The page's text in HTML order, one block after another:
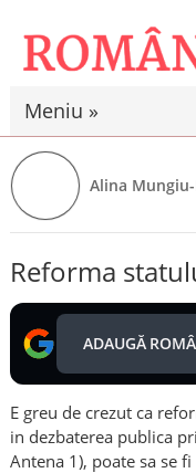
Meniu »
Alina
Reforma
ADAUGĂ
E greu de crezut ca
in dezbaterea publica
Antena 1), poate sa se